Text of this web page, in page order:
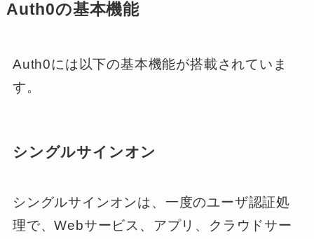
Auth0の基本機能
Auth0には以下の基本機能が搭載されていま
す。
シングルサインオン
シングルサインオンは、一度のユーザ認証処
理で、Webサービス、アプリ、クラウドサー